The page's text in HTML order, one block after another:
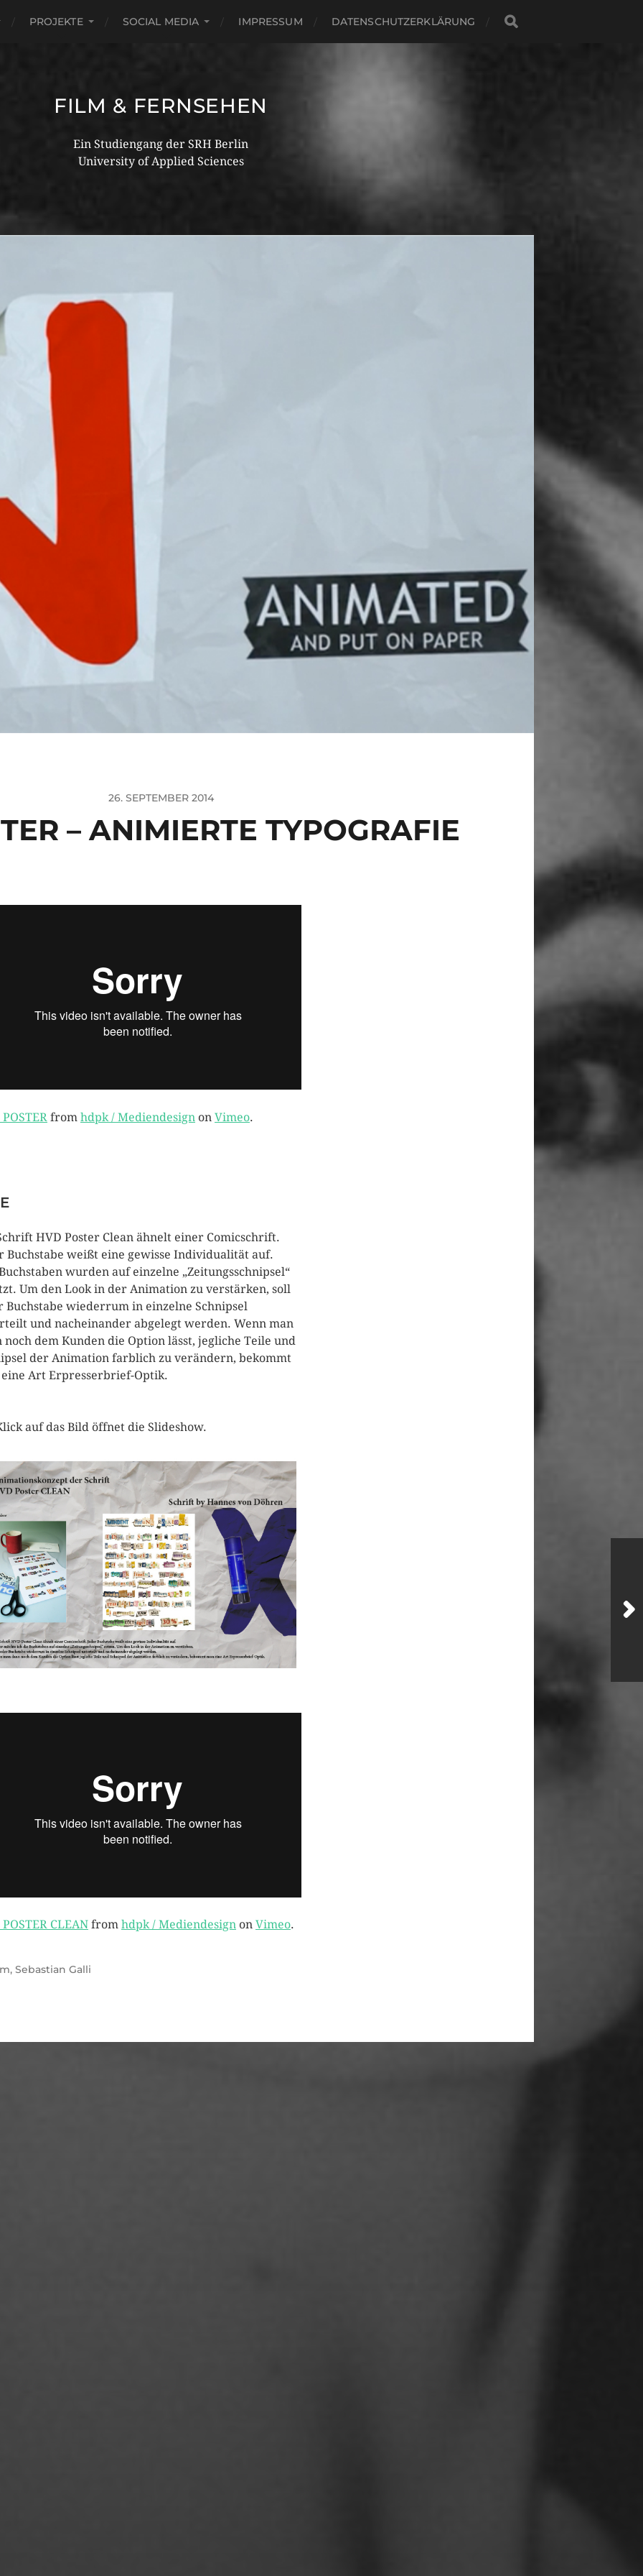
PROJEKTE SOCIAL MEDIA IMPRESSUM DATENSCHUTZERKLÄRUNG
FILM & FERNSEHEN
Ein Studiengang der SRH Berlin
University of Applied Sciences
26. SEPTEMBER 2014
– ANIMIERTE TYPOGRAFIE
from hdpk / Mediendesign on Vimeo.
HVD Poster Clean ähnelt einer Comicschrift.
Buchstabe weißt eine gewisse Individualität auf.
wurden auf einzelne „Zeitungsschnipsel“
Um den Look in der Animation zu verstärken, soll
Buchstabe wiederrum in einzelne Schnipsel
und nacheinander abgelegt werden. Wenn man
noch dem Kunden die Option lässt, jegliche Teile und
der Animation farblich zu verändern, bekommt
Art Erpresserbrief-Optik.
auf das Bild öffnet die Slideshow.
CLEAN from hdpk / Mediendesign on Vimeo.
, Sebastian Galli